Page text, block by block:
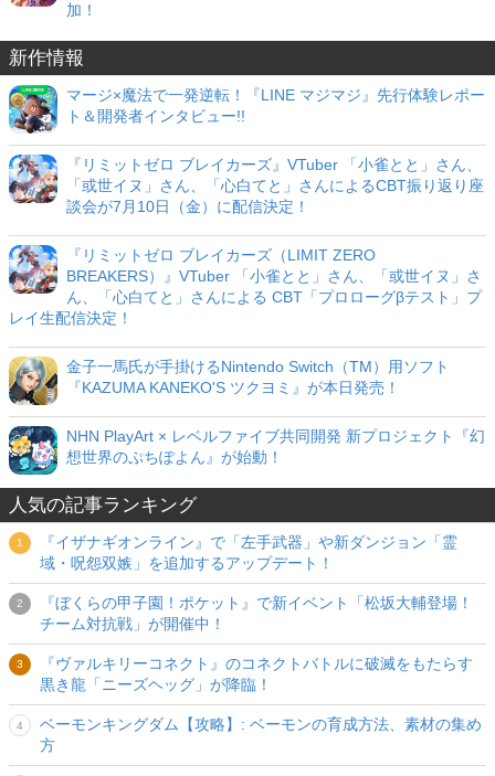
加！
新作情報
マージ×魔法で一発逆転！『LINE マジマジ』先行体験レポー
ト＆開発者インタビュー!!
『リミットゼロ ブレイカーズ』VTuber 「小雀とと」さん、
「或世イヌ」さん、「心白てと」さんによるCBT振り返り座
談会が7月10日（金）に配信決定！
『リミットゼロ ブレイカーズ（LIMIT ZERO
BREAKERS）』VTuber 「小雀とと」さん、「或世イヌ」さ
ん、「心白てと」さんによる CBT「プロローグβテスト」プ
レイ生配信決定！
金子一馬氏が手掛けるNintendo Switch（TM）用ソフト
『KAZUMA KANEKO'S ツクヨミ』が本日発売！
NHN PlayArt × レベルファイブ共同開発 新プロジェクト『幻
想世界のぷちぽよん』が始動！
人気の記事ランキング
『イザナギオンライン』で「左手武器」や新ダンジョン「霊
域・呪怨双嫉」を追加するアップデート！
『ぼくらの甲子園！ポケット』で新イベント「松坂大輔登場！
チーム対抗戦」が開催中！
『ヴァルキリーコネクト』のコネクトバトルに破滅をもたらす
黒き龍「ニーズヘッグ」が降臨！
ベーモンキングダム【攻略】: ベーモンの育成方法、素材の集め
方